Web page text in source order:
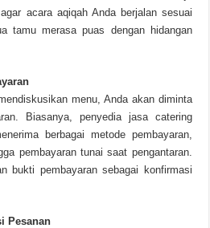
acara aqiqah Anda berjalan sesuai
tamu merasa puas dengan hidangan
menu, Anda akan diminta
Biasanya, penyedia jasa catering
berbagai metode pembayaran,
pembayaran tunai saat pengantaran.
bukti pembayaran sebagai konfirmasi
Pesanan